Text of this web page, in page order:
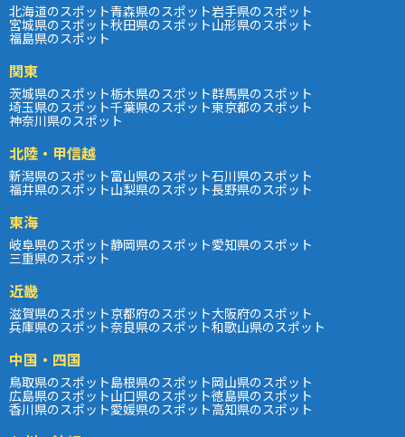
北海道のスポット青森県のスポット岩手県のスポット
宮城県のスポット秋田県のスポット山形県のスポット
福島県のスポット
関東
茨城県のスポット栃木県のスポット群馬県のスポット
埼玉県のスポット千葉県のスポット東京都のスポット
神奈川県のスポット
北陸・甲信越
新潟県のスポット富山県のスポット石川県のスポット
福井県のスポット山梨県のスポット長野県のスポット
東海
岐阜県のスポット静岡県のスポット愛知県のスポット
三重県のスポット
近畿
滋賀県のスポット京都府のスポット大阪府のスポット
兵庫県のスポット奈良県のスポット和歌山県のスポット
中国・四国
鳥取県のスポット島根県のスポット岡山県のスポット
広島県のスポット山口県のスポット徳島県のスポット
香川県のスポット愛媛県のスポット高知県のスポット